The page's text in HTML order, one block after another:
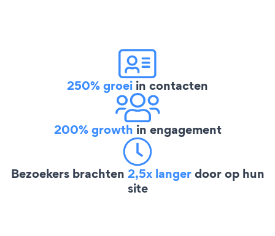
250% groei in contacten
200% growth in engagement
Bezoekers brachten 2,5x langerdoor op hun
site